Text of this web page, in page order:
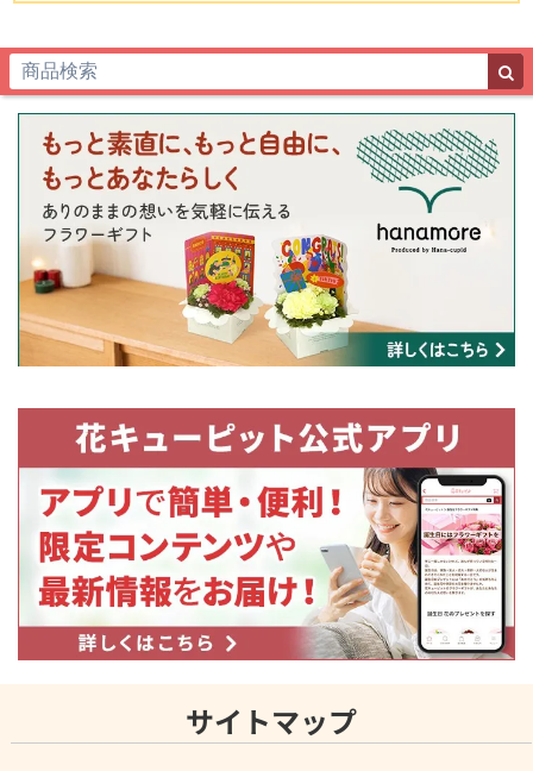
サイトマップ